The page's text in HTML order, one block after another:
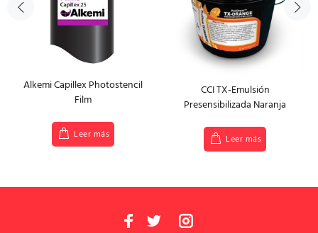
Alkemi Capillex Photostencil
Film
Leer más
CCI TX-Emulsión
Presensibilizada Naranja
Leer más